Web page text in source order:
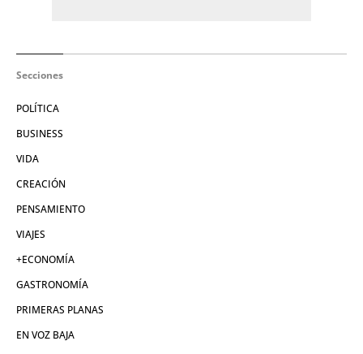
Secciones
POLÍTICA
BUSINESS
VIDA
CREACIÓN
PENSAMIENTO
VIAJES
+ECONOMÍA
GASTRONOMÍA
PRIMERAS PLANAS
EN VOZ BAJA